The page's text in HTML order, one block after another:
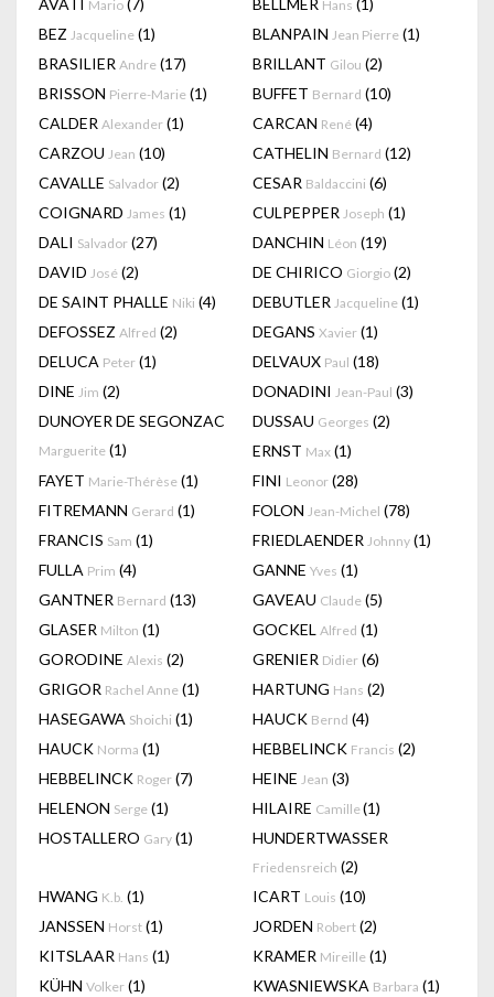
AVATI Mario (7) BELLMER Hans (1)
BEZ Jacqueline (1) BLANPAIN Jean Pierre (1)
BRASILIER Andre (17) BRILLANT Gilou (2)
BRISSON Pierre-Marie (1) BUFFET Bernard (10)
CALDER Alexander (1) CARCAN René (4)
CARZOU Jean (10) CATHELIN Bernard (12)
CAVALLE Salvador (2) CESAR Baldaccini (6)
COIGNARD James (1) CULPEPPER Joseph (1)
DALI Salvador (27) DANCHIN Léon (19)
DAVID José (2) DE CHIRICO Giorgio (2)
DE SAINT PHALLE Niki (4) DEBUTLER Jacqueline (1)
DEFOSSEZ Alfred (2) DEGANS Xavier (1)
DELUCA Peter (1) DELVAUX Paul (18)
DINE Jim (2) DONADINI Jean-Paul (3)
DUNOYER DE SEGONZAC
Marguerite (1)
DUSSAU Georges (2)
ERNST Max (1)
FAYET Marie-Thérèse (1) FINI Leonor (28)
FITREMANN Gerard (1) FOLON Jean-Michel (78)
FRANCIS Sam (1) FRIEDLAENDER Johnny (1)
FULLA Prim (4) GANNE Yves (1)
GANTNER Bernard (13) GAVEAU Claude (5)
GLASER Milton (1) GOCKEL Alfred (1)
GORODINE Alexis (2) GRENIER Didier (6)
GRIGOR Rachel Anne (1) HARTUNG Hans (2)
HASEGAWA Shoichi (1) HAUCK Bernd (4)
HAUCK Norma (1) HEBBELINCK Francis (2)
HEBBELINCK Roger (7) HEINE Jean (3)
HELENON Serge (1) HILAIRE Camille(1)
HOSTALLERO Gary (1) HUNDERTWASSER
Friedensreich (2)
HWANG K.b. (1) ICART Louis (10)
JANSSEN Horst (1) JORDEN Robert (2)
KITSLAAR Hans (1) KRAMER Mireille (1)
KÜHN Volker (1) KWASNIEWSKA Barbara (1)